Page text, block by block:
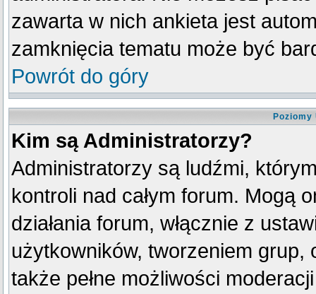
zawarta w nich ankieta jest
zamknięcia tematu może być
Powrót do góry
Kim są Administratorzy?
Administratorzy są ludźmi,
kontroli nad całym forum. Mogą
działania forum, włącznie z
użytkowników, tworzeniem grup,
także pełne możliwości